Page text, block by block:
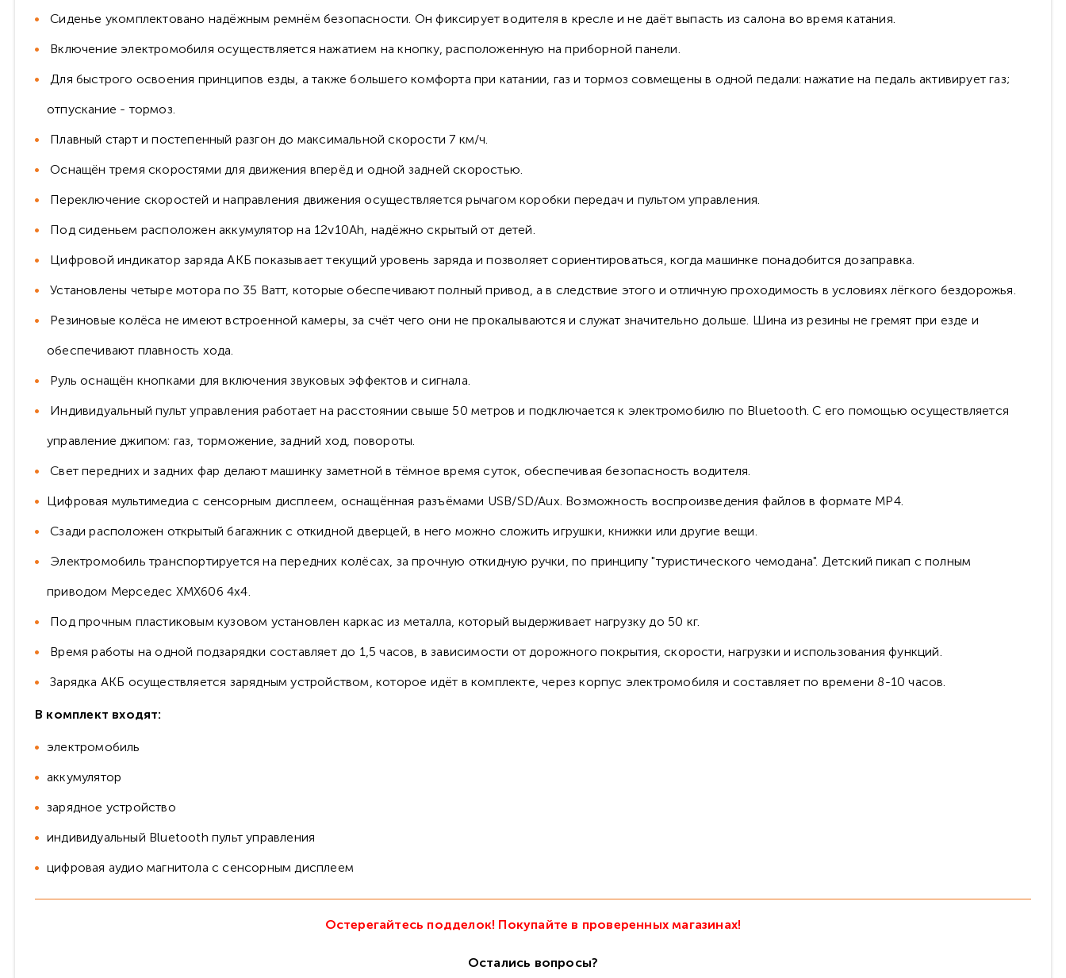
Сиденье укомплектовано надёжным ремнём безопасности. Он фиксирует водителя в кресле и не даёт выпасть из салона во время катания.
Включение электромобиля осуществляется нажатием на кнопку, расположенную на приборной панели.
Для быстрого освоения принципов езды, а также большего комфорта при катании, газ и тормоз совмещены в одной педали: нажатие на педаль активирует газ;
отпускание - тормоз.
Плавный старт и постепенный разгон до максимальной скорости 7 км/ч.
Оснащён тремя скоростями для движения вперёд и одной задней скоростью.
Переключение скоростей и направления движения осуществляется рычагом коробки передач и пультом управления.
Под сиденьем расположен аккумулятор на 12v10Ah, надёжно скрытый от детей.
Цифровой индикатор заряда АКБ показывает текущий уровень заряда и позволяет сориентироваться, когда машинке понадобится дозаправка.
Установлены четыре мотора по 35 Ватт, которые обеспечивают полный привод, а в следствие этого и отличную проходимость в условиях лёгкого бездорожья.
Резиновые колёса не имеют встроенной камеры, за счёт чего они не прокалываются и служат значительно дольше. Шина из резины не гремят при езде и
обеспечивают плавность хода.
Руль оснащён кнопками для включения звуковых эффектов и сигнала.
Индивидуальный пульт управления работает на расстоянии свыше 50 метров и подключается к электромобилю по Bluetooth. С его помощью осуществляется
управление джипом: газ, торможение, задний ход, повороты.
Свет передних и задних фар делают машинку заметной в тёмное время суток, обеспечивая безопасность водителя.
Цифровая мультимедиа с сенсорным дисплеем, оснащённая разъёмами USB/SD/Aux. Возможность воспроизведения файлов в формате MP4.
Сзади расположен открытый багажник с откидной дверцей, в него можно сложить игрушки, книжки или другие вещи.
Электромобиль транспортируется на передних колёсах, за прочную откидную ручки, по принципу "туристического чемодана". Детский пикап с полным
приводом Мерседес ХМХ606 4х4.
Под прочным пластиковым кузовом установлен каркас из металла, который выдерживает нагрузку до 50 кг.
Время работы на одной подзарядки составляет до 1,5 часов, в зависимости от дорожного покрытия, скорости, нагрузки и использования функций.
Зарядка АКБ осуществляется зарядным устройством, которое идёт в комплекте, через корпус электромобиля и составляет по времени 8-10 часов.
В комплект входят:
электромобиль
аккумулятор
зарядное устройство
индивидуальный Bluetooth пульт управления
цифровая аудио магнитола с сенсорным дисплеем
Остерегайтесь подделок! Покупайте в проверенных магазинах!
Остались вопросы?